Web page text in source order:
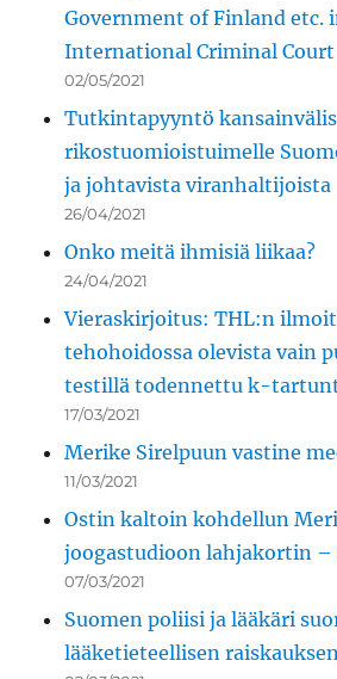
Government of Finland etc.
International Criminal Court
02/05/2021
Tutkintapyyntö
rikostuomioistuimelle
ja johtavista viranhaltijoista
26/04/2021
Onko meitä ihmisiä liikaa?
24/04/2021
Vieraskirjoitus: THL:n
tehohoidossa olevista vain
testillä todennettu k-
17/03/2021
Merike Sirelpuun vastine
11/03/2021
Ostin kaltoin kohdellun
joogastudioon lahjakortin –
07/03/2021
Suomen poliisi ja lääkäri
lääketieteellisen